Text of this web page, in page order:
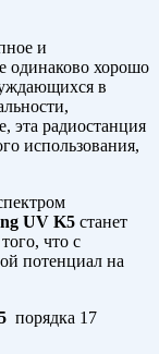
и
одинаково хорошо
в
эта радиостанция
использования,
UV K5 станет
что с
потенциал на
порядка 17